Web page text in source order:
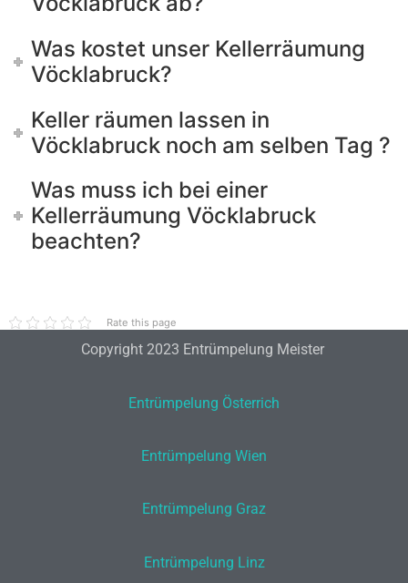
Was kostet unser Kellerräumung
Vöcklabruck?
Keller räumen lassen in
Vöcklabruck noch am selben Tag ?
Was muss ich bei einer
Kellerräumung Vöcklabruck
beachten?
Rate this page
Copyright 2023 Entrümpelung Meister
Entrümpelung Österrich
Entrümpelung Wien
Entrümpelung Graz
Entrümpelung Linz